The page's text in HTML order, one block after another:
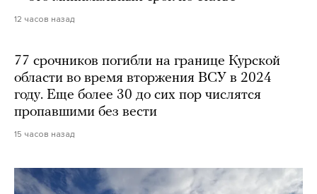
12 часов назад
77 срочников погибли на границе Курской
области во время вторжения ВСУ в 2024
году. Еще более 30 до сих пор числятся
пропавшими без вести
15 часов назад